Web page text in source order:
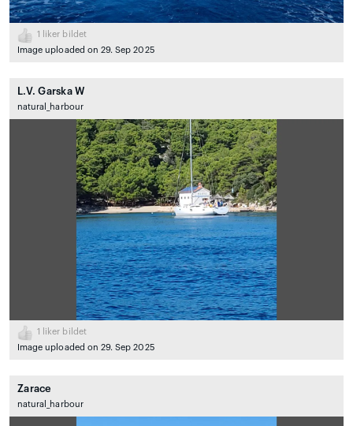
1
liker bildet
Image uploaded on 29. Sep 2025
L.V. Garska W
natural_harbour
1
liker bildet
Image uploaded on 29. Sep 2025
Zarace
natural_harbour